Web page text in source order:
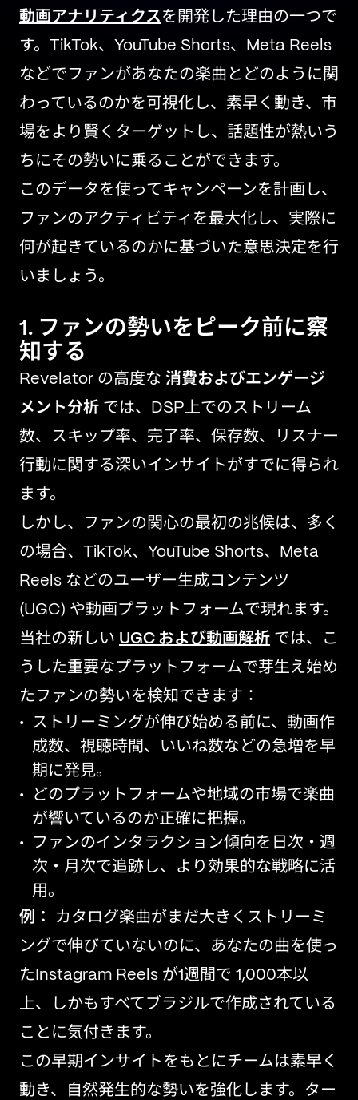
動画アナリティクス を開発した理由の一つで
す。TikTok、YouTube Shorts、Meta Reels
などでファンがあなたの楽曲とどのように関
わっているのかを可視化し、素早く動き、市
場をより賢くターゲットし、話題性が熱いう
ちにその勢いに乗ることができます。
このデータを使ってキャンペーンを計画し、
ファンのアクティビティを最大化し、実際に
何が起きているのかに基づいた意思決定を行
いましょう。
1. ファンの勢いをピーク前に察
知する
Revelator の高度な 消費およびエンゲージ
メント分析 では、DSP上でのストリーム
数、スキップ率、完了率、保存数、リスナー
行動に関する深いインサイトがすでに得られ
ます。
しかし、ファンの関心の最初の兆候は、多く
の場合、TikTok、YouTube Shorts、Meta
Reels などのユーザー生成コンテンツ
(UGC) や動画プラットフォームで現れます。
当社の新しい UGC および動画解析 では、こ
うした重要なプラットフォームで芽生え始め
たファンの勢いを検知できます：
ストリーミングが伸び始める前に、動画作
成数、視聴時間、いいね数などの急増を早
期に発見。
どのプラットフォームや地域の市場で楽曲
が響いているのか正確に把握。
ファンのインタラクション傾向を日次・週
次・月次で追跡し、より効果的な戦略に活
用。
例：
カタログ楽曲がまだ大きくストリーミ
ングで伸びていないのに、あなたの曲を使っ
たInstagram Reels が1週間で 1,000本以
上、しかもすべてブラジルで作成されている
ことに気付きます。
この早期インサイトをもとにチームは素早く
動き、自然発生的な勢いを強化します。ター